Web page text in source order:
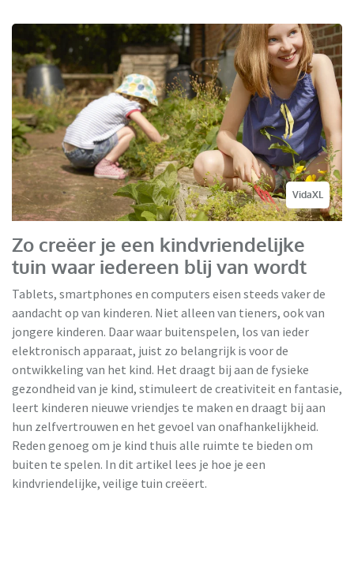
VidaXL
Zo creëer je een kindvriendelijke
tuin waar iedereen blij van wordt
Tablets, smartphones en computers eisen steeds vaker de
aandacht op van kinderen. Niet alleen van tieners, ook van
jongere kinderen. Daar waar buitenspelen, los van ieder
elektronisch apparaat, juist zo belangrijk is voor de
ontwikkeling van het kind. Het draagt bij aan de fysieke
gezondheid van je kind, stimuleert de creativiteit en fantasie,
leert kinderen nieuwe vriendjes te maken en draagt bij aan
hun zelfvertrouwen en het gevoel van onafhankelijkheid.
Reden genoeg om je kind thuis alle ruimte te bieden om
buiten te spelen. In dit artikel lees je hoe je een
kindvriendelijke, veilige tuin creëert.